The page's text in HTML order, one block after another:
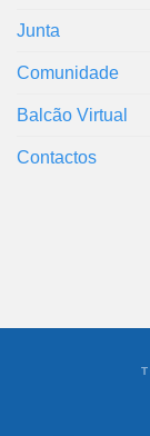
Junta
Comunidade
Balcão Virtual
Contactos